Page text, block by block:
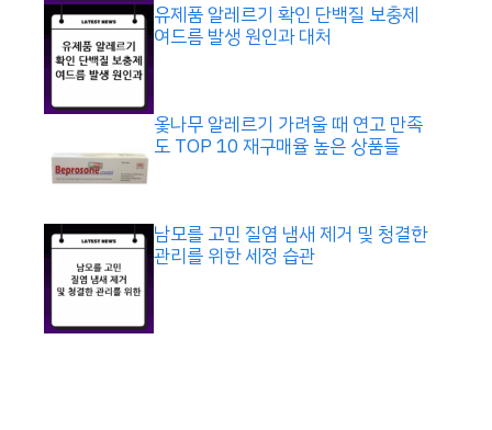
유제품 알레르기 확인 단백질 보충제
여드름 발생 원인과 대처
옻나무 알레르기 가려울 때 연고 만족
도 TOP 10 재구매율 높은 상품들
남모를 고민 질염 냄새 제거 및 청결한
관리를 위한 세정 습관